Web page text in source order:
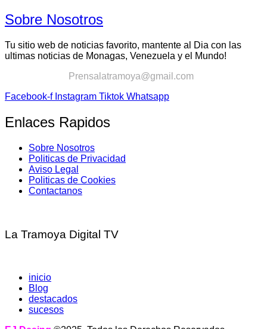
Sobre Nosotros
Tu sitio web de noticias favorito, mantente al Dia con las
ultimas noticias de Monagas, Venezuela y el Mundo!
Prensalatramoya@gmail.com
Facebook-f Instagram Tiktok Whatsapp
Enlaces Rapidos
Sobre Nosotros
Politicas de Privacidad
Aviso Legal
Politicas de Cookies
Contactanos
La Tramoya Digital TV
inicio
Blog
destacados
sucesos